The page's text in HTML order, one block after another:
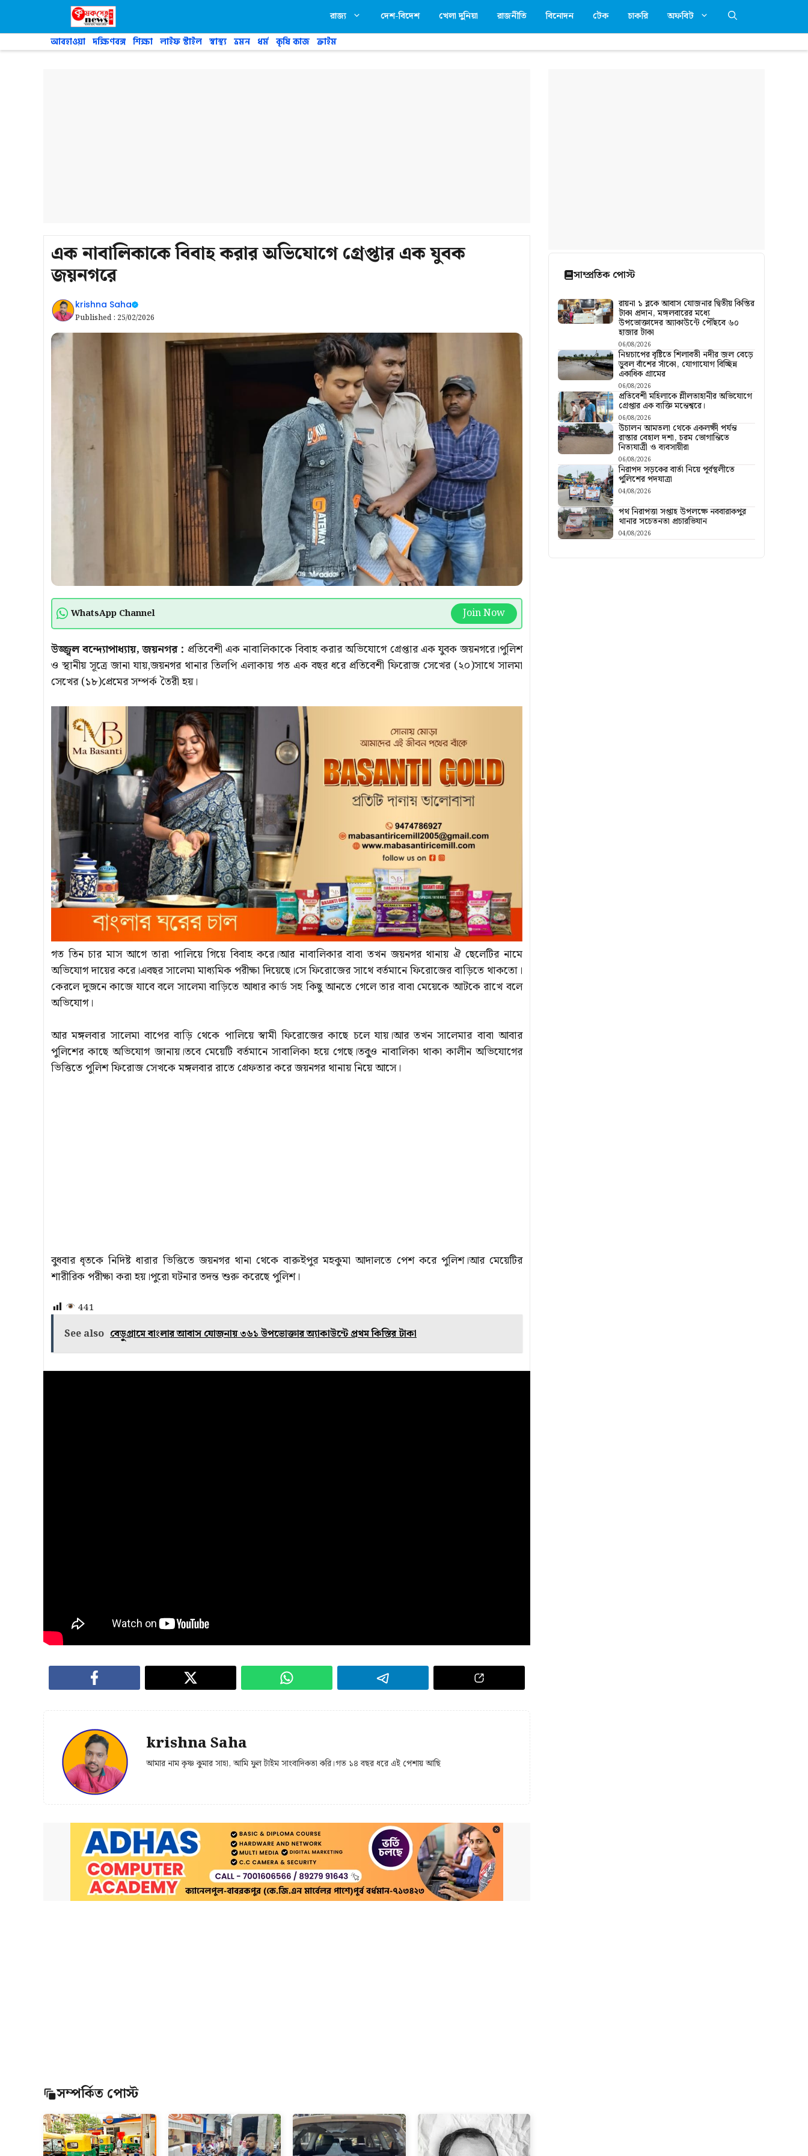
রাজ্য দেশ-বিদেশ খেলা দুনিয়া রাজনীতি বিনোদন টেক চাকরি অফবিট
আবহাওয়া দক্ষিণবঙ্গ শিক্ষা লাইফ স্টাইল স্বাস্থ্য ভ্রমন ধর্ম কৃষি কাজ ক্রাইম
এক নাবালিকাকে বিবাহ করার অভিযোগে গ্রেপ্তার এক যুবক
জয়নগরে
krishna Saha
Published : 25/02/2026
WhatsApp Channel Join Now
উজ্জ্বল বন্দ্যোপাধ্যায়, জয়নগর : প্রতিবেশী এক নাবালিকাকে বিবাহ করার অভিযোগে গ্রেপ্তার এক যুবক জয়নগরে।পুলিশ
ও স্থানীয় সূত্রে জানা যায়,জয়নগর থানার তিলপি এলাকায় গত এক বছর ধরে প্রতিবেশী ফিরোজ সেখের (২০)সাথে সালমা
সেখের (১৮)প্রেমের সম্পর্ক তৈরী হয়।
গত তিন চার মাস আগে তারা পালিয়ে গিয়ে বিবাহ করে।আর নাবালিকার বাবা তখন জয়নগর থানায় ঐ ছেলেটির নামে
অভিযোগ দায়ের করে।এবছর সালেমা মাধ্যমিক পরীক্ষা দিয়েছে।সে ফিরোজের সাথে বর্তমানে ফিরোজের বাড়িতে থাকতো।
কেরলে দুজনে কাজে যাবে বলে সালেমা বাড়িতে আধার কার্ড সহ কিছু আনতে গেলে তার বাবা মেয়েকে আটকে রাখে বলে
অভিযোগ।
আর মঙ্গলবার সালেমা বাপের বাড়ি থেকে পালিয়ে স্বামী ফিরোজের কাছে চলে যায়।আর তখন সালেমার বাবা আবার
পুলিশের কাছে অভিযোগ জানায়।তবে মেয়েটি বর্তমানে সাবালিকা হয়ে গেছে।তবু্ও নাবালিকা থাকা কালীন অভিযোগের
ভিত্তিতে পুলিশ ফিরোজ সেখকে মঙ্গলবার রাতে গ্রেফতার করে জয়নগর থানায় নিয়ে আসে।
বুধবার ধৃতকে নিদিষ্ট ধারার ভিত্তিতে জয়নগর থানা থেকে বারুইপুর মহকুমা আদালতে পেশ করে পুলিশ।আর মেয়েটির
শারীরিক পরীক্ষা করা হয়।পুরো ঘটনার তদন্ত শুরু করেছে পুলিশ।
441
See also বেড়ুগ্ৰামে বাংলার আবাস যোজনায় ৩৬১ উপভোক্তার অ্যাকাউন্টে প্রথম কিস্তির টাকা
krishna Saha
আমার নাম কৃষ্ণ কুমার সাহা, আমি ফুল টাইম সাংবাদিকতা করি।গত ১৪ বছর ধরে এই পেশায় আছি
সম্পর্কিত পোস্ট
সাম্প্রতিক পোস্ট
রায়না ১ ব্লকে আবাস যোজনার দ্বিতীয় কিস্তির
টাকা প্রদান, মঙ্গলবারের মধ্যে
উপভোক্তাদের অ্যাকাউন্টে পৌঁছবে ৬০
হাজার টাকা
06/08/2026
নিম্নচাপের বৃষ্টিতে শিলাবতী নদীর জল বেড়ে
ডুবল বাঁশের সাঁকো, যোগাযোগ বিচ্ছিন্ন
একাধিক গ্রামের
06/08/2026
প্রতিবেশী মহিলাকে শ্লীলতাহানীর অভিযোগে
গ্রেপ্তার এক ব্যক্তি মন্তেশ্বরে।
06/08/2026
উচালন আমতলা থেকে একলক্ষী পর্যন্ত
রাস্তার বেহাল দশা, চরম ভোগান্তিতে
নিত্যযাত্রী ও ব্যবসায়ীরা
06/08/2026
নিরাপদ সড়কের বার্তা নিয়ে পূর্বস্থলীতে
পুলিশের পদযাত্রা
04/08/2026
পথ নিরাপত্তা সপ্তাহ উপলক্ষে নববারাকপুর
থানার সচেতনতা প্রচারভিযান
04/08/2026